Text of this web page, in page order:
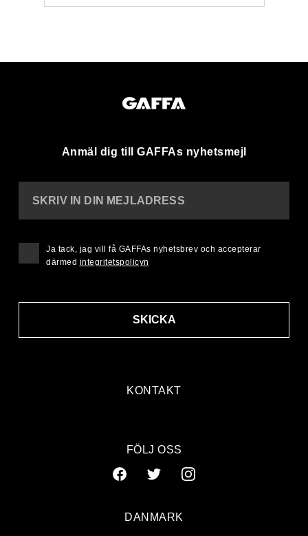
Anmäl dig till GAFFAs nyhetsmejl
KONTAKT
SKRIV IN DIN MEJLADRESS
SKICKA
Ja tack, jag vill få GAFFAs nyhetsbrev och accepterar
därmed integritetspolicyn
FÖLJ OSS
DANMARK